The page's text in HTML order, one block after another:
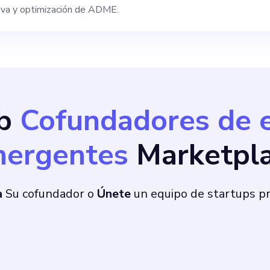
para participar
repercuta en la
artificial
y optimización de ADME.
Cofundadores de
Su cofundador o Úneteun equipo de startups